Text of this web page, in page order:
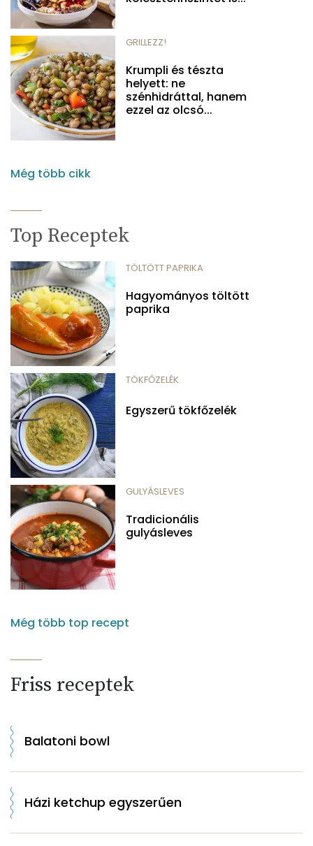
GRILLEZZ!
Krumpli és tészta
helyett: ne
szénhidráttal, hanem
ezzel az olcsó...
Még több cikk
Top Receptek
TÖLTÖTT PAPRIKA
Hagyományos töltött
paprika
TÖKFŐZELÉK
Egyszerű tökfőzelék
GULYÁSLEVES
Tradicionális
gulyásleves
Még több top recept
Friss receptek
Balatoni bowl
Házi ketchup egyszerűen